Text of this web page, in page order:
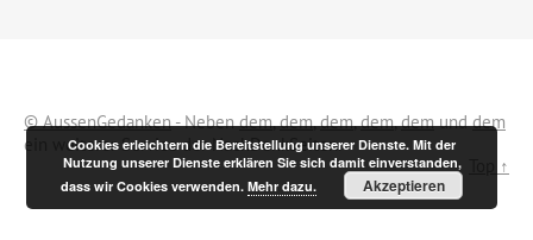
© AussenGedanken- Nebendem,dem,dem,dem,demunddem
ein weiterer Service der NachDenkSeiten.
Top ↑
Cookies erleichtern die Bereitstellung unserer Dienste. Mit der
Nutzung unserer Dienste erklären Sie sich damit einverstanden,
dass wir Cookies verwenden.Mehr dazu. Akzeptieren